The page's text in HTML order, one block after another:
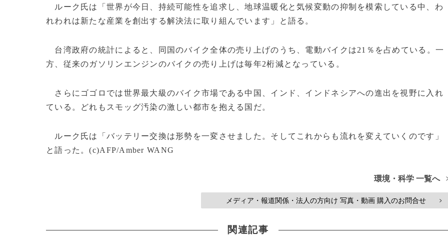
ルーク氏は「世界が今日、持続可能性を追求し、地球温暖化と気候変動の抑制を模索している中、わ
れわれは新たな産業を創出する解決法に取り組んでいます」と語る。
台湾政府の統計によると、同国のバイク全体の売り上げのうち、電動バイクは21％を占めている。一
方、従来のガソリンエンジンのバイクの売り上げは毎年2桁減となっている。
さらにゴゴロでは世界最大級のバイク市場である中国、インド、インドネシアへの進出を視野に入れ
ている。どれもスモッグ汚染の激しい都市を抱える国だ。
ルーク氏は「バッテリー交換は形勢を一変させました。そしてこれからも流れを変えていくのです」
と語った。(c)AFP/Amber WANG
環境・科学 一覧へ
メディア・報道関係・法人の方向け 写真・動画 購入のお問合せ >
関連記事